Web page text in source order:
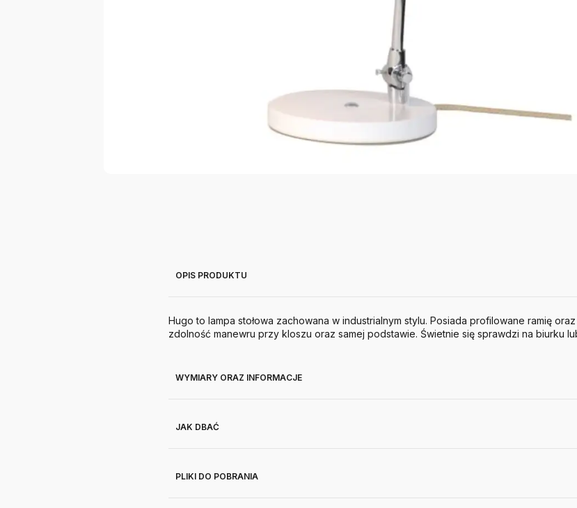
OPIS PRODUKTU
Hugo to lampa stołowa zachowana w industrialnym stylu. Posiada profilowane ramię
zdolność manewru przy kloszu oraz samej podstawie. Świetnie się sprawdzi na biurku
WYMIARY ORAZ INFORMACJE
JAK DBAĆ
PLIKI DO POBRANIA